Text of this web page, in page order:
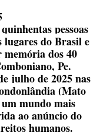
pessoas
lugares do Brasil e
dos 40
Pe.
julho de 2025 nas
(Mato
mundo mais
ao anúncio do
humanos.